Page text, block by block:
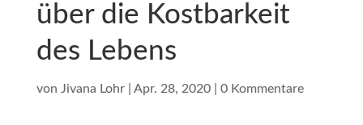
über die Kostbarkeit
des Lebens
von Jivana Lohr| Apr. 28, 2020| 0 Kommentare